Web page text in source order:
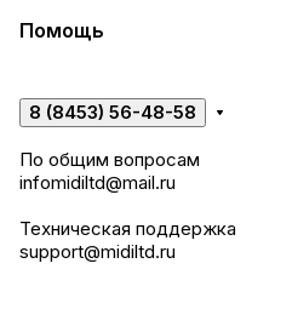
Помощь
8 (8453) 56-48-58
По общим вопросам
infomidiltd@mail.ru
Техническая поддержка
support@midiltd.ru